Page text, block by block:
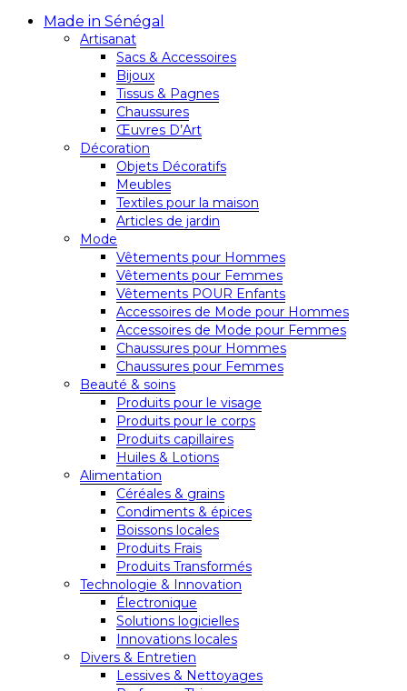
Made in Sénégal
Artisanat
Sacs & Accessoires
Bijoux
Tissus & Pagnes
Chaussures
Œuvres D’Art
Décoration
Objets Décoratifs
Meubles
Textiles pour la maison
Articles de jardin
Mode
Vêtements pour Hommes
Vêtements pour Femmes
Vêtements POUR Enfants
Accessoires de Mode pour Hommes
Accessoires de Mode pour Femmes
Chaussures pour Hommes
Chaussures pour Femmes
Beauté & soins
Produits pour le visage
Produits pour le corps
Produits capillaires
Huiles & Lotions
Alimentation
Céréales & grains
Condiments & épices
Boissons locales
Produits Frais
Produits Transformés
Technologie & Innovation
Électronique
Solutions logicielles
Innovations locales
Divers & Entretien
Lessives & Nettoyages